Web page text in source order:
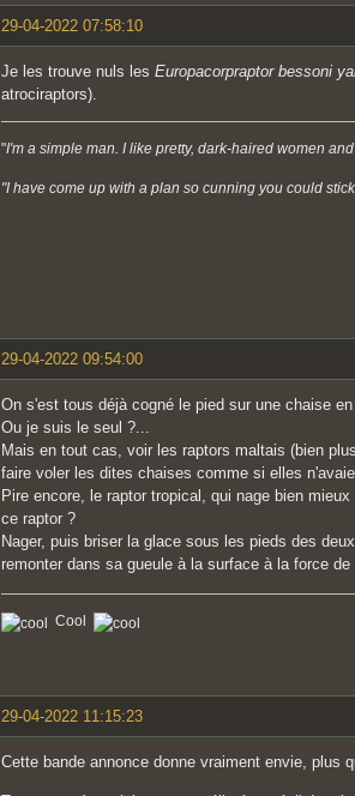
29-04-2022 07:58:10
Je les trouve nuls les Europacorpraptor bessoni
atrociraptors).
"I'm a simple man. I like pretty, dark-haired women
"I have come up with a plan so cunning you could
29-04-2022 09:54:00
On s'est tous déjà cogné le pied sur une chaise
Ou je suis le seul ?...
Mais en tout cas, voir les raptors maltais (bien
faire voler les dites chaises comme si elles
Pire encore, le raptor tropical, qui nage bien
ce raptor ?
Nager, puis briser la glace sous les pieds des
remonter dans sa gueule à la surface à la force
Cool
29-04-2022 11:15:23
Cette bande annonce donne vraiment envie, plus